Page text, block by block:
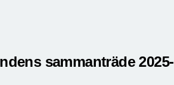
sammanträde 2025-